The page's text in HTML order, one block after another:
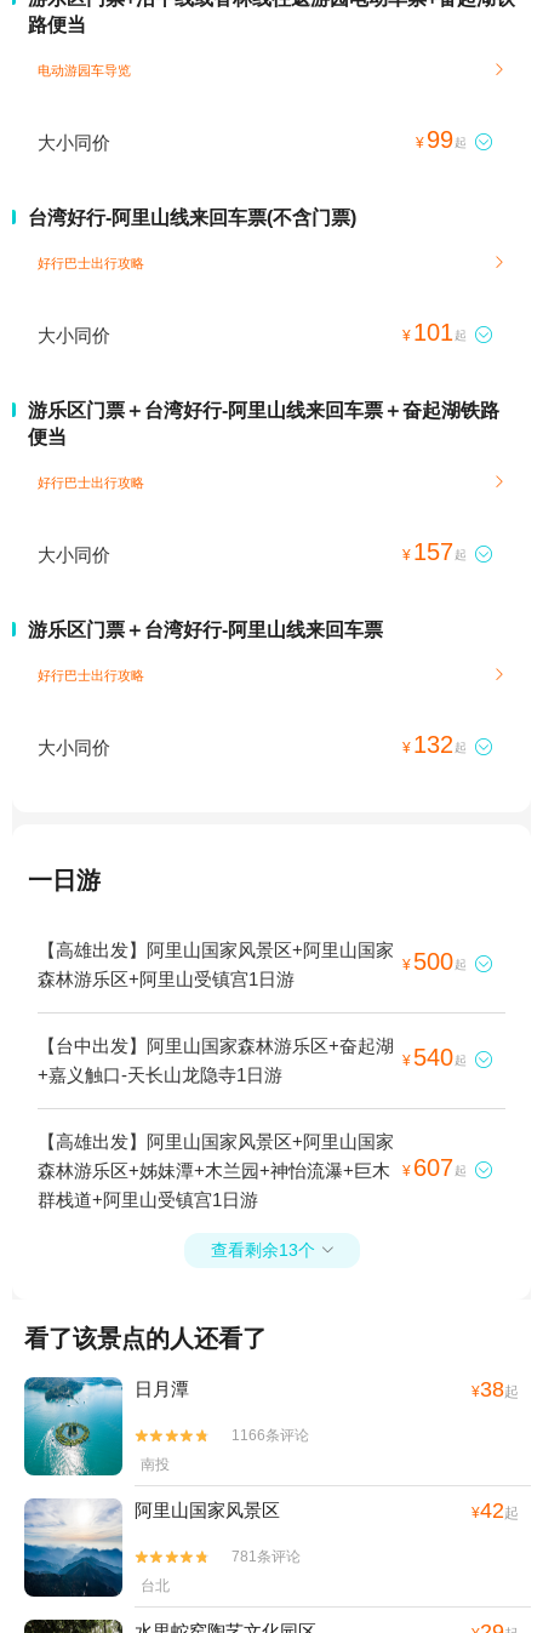
路便当
电动游园车导览 
大小同价 ¥ 99起 
台湾好行-阿里山线来回车票(不含门票)
好行巴士出行攻略 
大小同价 ¥ 101 起 
游乐区门票＋台湾好行-阿里山线来回车票＋奋起湖铁路
便当
好行巴士出行攻略 
大小同价 ¥ 157起 
游乐区门票＋台湾好行-阿里山线来回车票
好行巴士出行攻略 
大小同价 ¥ 132 起 
一日游
【高雄出发】阿里山国家风景区+阿里山国家
森林游乐区+阿里山受镇宫1日游
¥ 500起 
【台中出发】阿里山国家森林游乐区+奋起湖
+嘉义触口-天长山龙隐寺1日游
¥ 540起 
【高雄出发】阿里山国家风景区+阿里山国家
森林游乐区+姊妹潭+木兰园+神怡流瀑+巨木
群栈道+阿里山受镇宫1日游
¥ 607起 
查看剩余13个 
看了该景点的人还看了
日月潭 ¥38起


1166条评论
南投
阿里山国家风景区 ¥42起


781条评论
台北